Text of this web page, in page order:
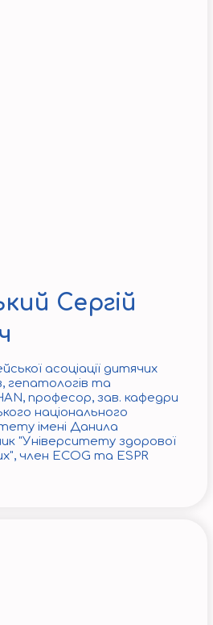
Сергій
асоціації дитячих
гепатологів та
професор, зав. кафедри
національного
імені Данила
"Університету здорової
член ECOG та ESPR